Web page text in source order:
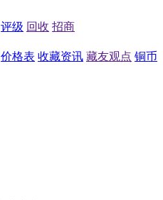
评级 回收 招商
价格表 收藏资讯 藏友观点 铜币